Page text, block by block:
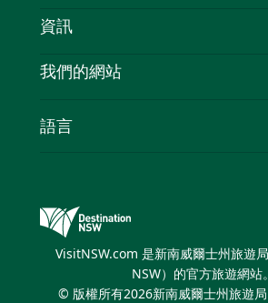
隱私
Cookie 通知
目的地
新南威爾斯州公路旅行
活動
資訊
旅行資訊
新南威爾斯的商業
我們的網站
新南威爾士州旅遊局（
繽紛悉尼燈光音樂節
語言
VisitNSW.com 是新南威爾士州旅遊
NSW）的官方旅遊網站。
© 版權所有2026新南威爾士州旅遊